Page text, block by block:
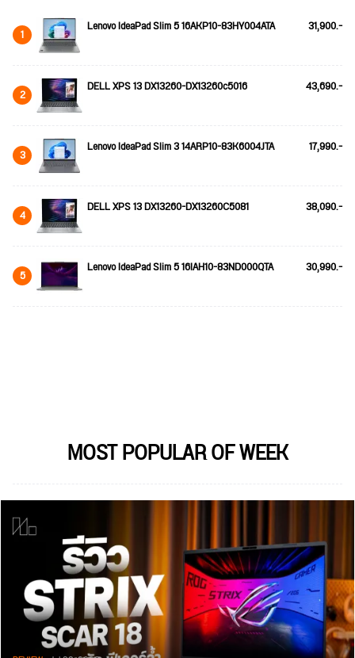
1 Lenovo IdeaPad Slim 5 16AKP10-83HY004ATA 31,900.-
2 DELL XPS 13 DX13260-DX13260c5016 43,690.-
3 Lenovo IdeaPad Slim 3 14ARP10-83K6004JTA 17,990.-
4 DELL XPS 13 DX13260-DX13260C5081 38,090.-
5 Lenovo IdeaPad Slim 5 16IAH10-83ND000QTA 30,990.-
MOST POPULAR OF WEEK